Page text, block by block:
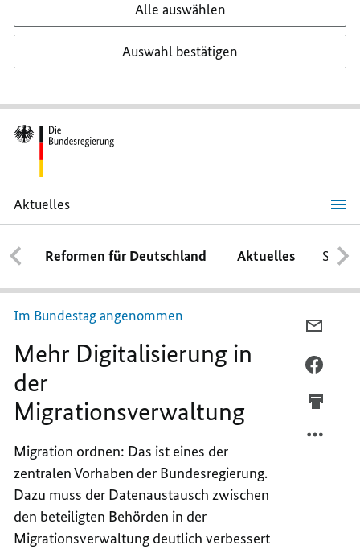
Alle auswählen
Auswahl bestätigen
Aktuelles
Mehr
Digitalisierung
in
der
Migrationsverwaltung
Reformen für Deutschland Aktuelles
Im Bundestag angenommen
Mehr Digitalisierung in
der
Migrationsverwaltung
Migration ordnen: Das ist eines der
zentralen Vorhaben der Bundesregierung.
Dazu muss der Datenaustausch zwischen
den beteiligten Behörden in der
Migrationsverwaltung deutlich verbessert